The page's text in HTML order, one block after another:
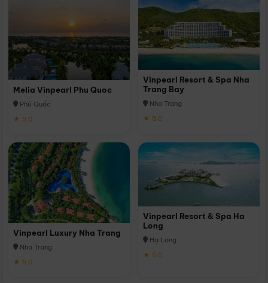
Melia Vinpearl Phu Quoc
Phú Quốc
★ 5.0
Vinpearl Resort & Spa Nha
Trang Bay
Nha Trang
★ 5.0
Vinpearl Luxury Nha Trang
Nha Trang
★ 5.0
Vinpearl Resort & Spa Ha
Long
Hạ Long
★ 5.0